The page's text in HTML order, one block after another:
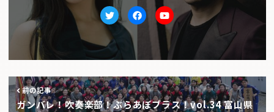
TwitterfacebookYoutube
前の記事
ガンバレ！吹奏楽部！ぶらあぼブラス！vol.34 富山県